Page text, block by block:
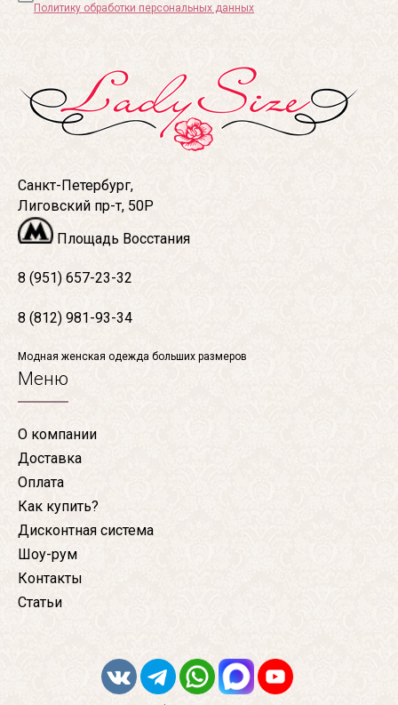
Политику обработки персональных данных
Санкт-Петербург,
Лиговский пр-т, 50Р
Площадь Восстания
8 (951) 657-23-32
8 (812) 981-93-34
Модная женская одежда больших размеров
Меню
О компании
Доставка
Оплата
Как купить?
Дисконтная система
Шоу-рум
Контакты
Статьи